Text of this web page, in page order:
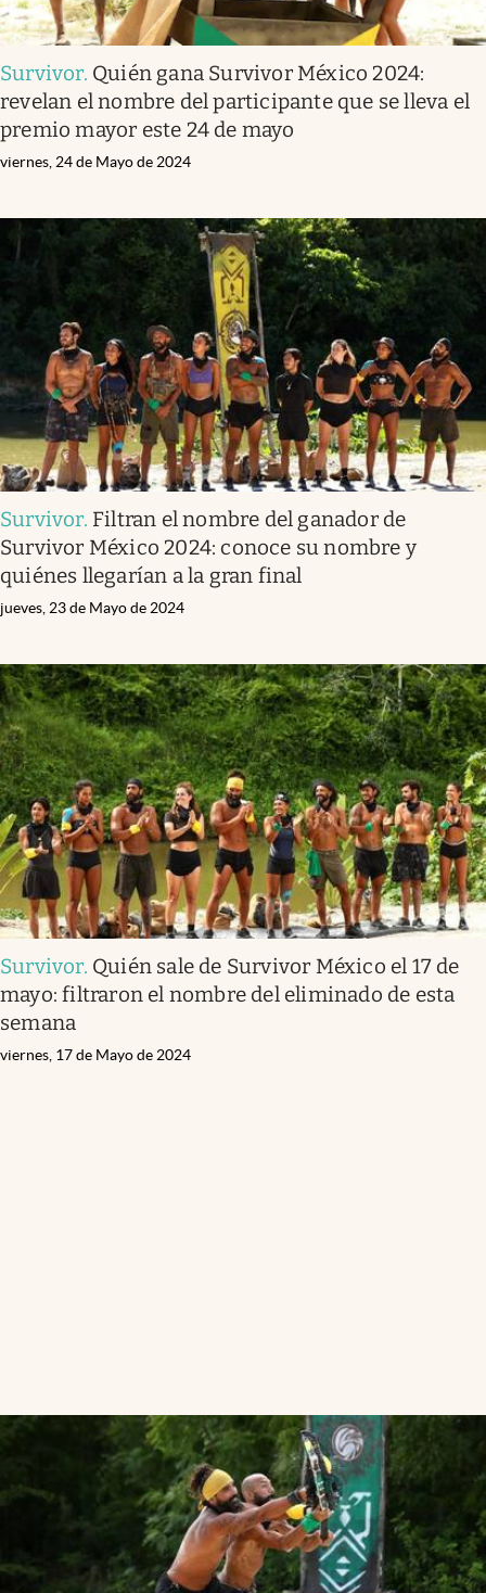
Survivor. Quién gana Survivor México 2024:
revelan el nombre del participante que se lleva el
premio mayor este 24 de mayo
viernes, 24 de Mayo de 2024
Survivor. Filtran el nombre del ganador de
Survivor México 2024: conoce su nombre y
quiénes llegarían a la gran final
jueves, 23 de Mayo de 2024
Survivor. Quién sale de Survivor México el 17 de
mayo: filtraron el nombre del eliminado de esta
semana
viernes, 17 de Mayo de 2024